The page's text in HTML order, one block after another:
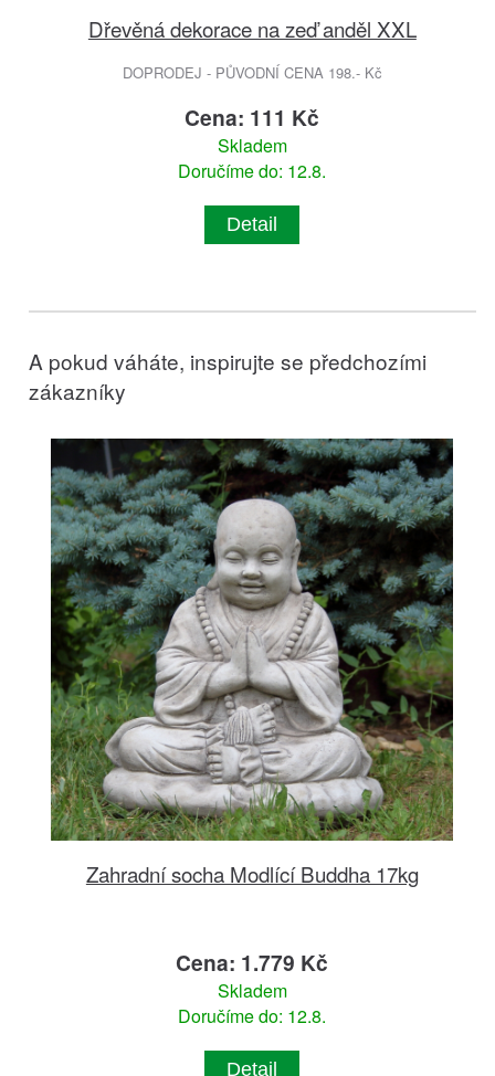
Dřevěná dekorace na zeď anděl XXL
DOPRODEJ - PŮVODNÍ CENA 198.- Kč
Cena: 111 Kč
Skladem
Doručíme do: 12.8.
Detail
A pokud váháte, inspirujte se předchozími
zákazníky
Zahradní socha Modlící Buddha 17kg
Cena: 1.779 Kč
Skladem
Doručíme do: 12.8.
Detail